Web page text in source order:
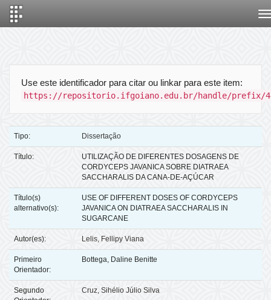
Use este identificador para citar ou linkar para este item:
https://repositorio.ifgoiano.edu.br/handle/prefix/
Tipo: Dissertação
Título:
UTILIZAÇÃO DE DIFERENTES DOSAGENS DE
CORDYCEPS JAVANICA SOBRE DIATRAEA
SACCHARALIS DA CANA-DE-AÇÚCAR
Título(s)
alternativo(s):
USE OF DIFFERENT DOSES OF CORDYCEPS
JAVANICA ON DIATRAEA SACCHARALIS IN
SUGARCANE
Autor(es): Lelis, Fellipy Viana
Primeiro
Orientador:
Bottega, Daline Benitte
Segundo
Cruz, Sihélio Júlio Silva